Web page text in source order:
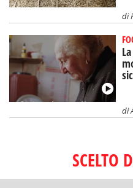
di
di
SCELTO